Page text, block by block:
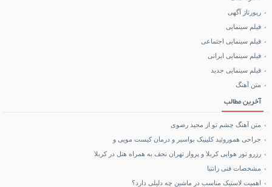
خرید BCAA
خرید بلیط هواپیما
بلیط هواپیما تهران مشهد
رپورتاژ آگهی
فیلم سینمایی
فیلم سینمایی اجتماعی
فیلم سینمایی ایرانی
فیلم سینمایی جدید
متن آهنگ
آخرین مطالب
متن آهنگ چشم تو از مجید رضوی
جراحی هموروئید کلینیک بواسیر و درمان کیست مویی و
رزرو تور هوایی کربلا و پرواز تهران نجف به همراه هتل در کربلا
مشخصات فنی زانتیا
اهمیت لاستیک مناسب در ماشین چه دلیلی دارد؟